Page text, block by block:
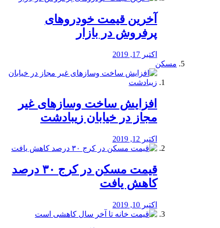
آخرین قیمت خودرو‌های
پرفروش در بازار
اکتبر 17, 2019
مسکن
افزایش ساخت وسازهای غیر
مجاز در خیابان زیبادشت
اکتبر 12, 2019
️قیمت مسکن در کرج ۳۰ درصد
کاهش یافت
اکتبر 10, 2019